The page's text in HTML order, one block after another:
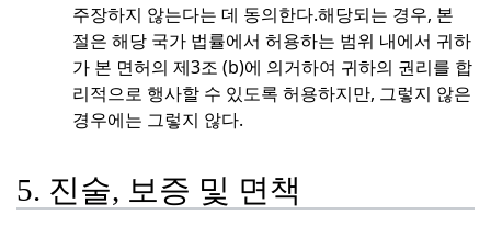
주장하지 않는다는 데 동의한다.해당되는 경우, 본
절은 해당 국가 법률에서 허용하는 범위 내에서 귀하
가 본 면허의 제3조 (b)에 의거하여 귀하의 권리를 합
리적으로 행사할 수 있도록 허용하지만, 그렇지 않은
경우에는 그렇지 않다.
5. 진술, 보증 및 면책